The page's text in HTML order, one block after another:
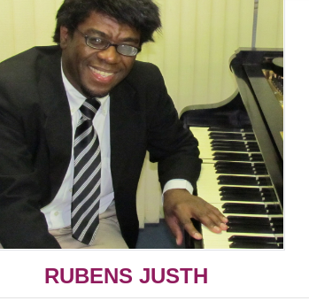
RUBENS JUSTH